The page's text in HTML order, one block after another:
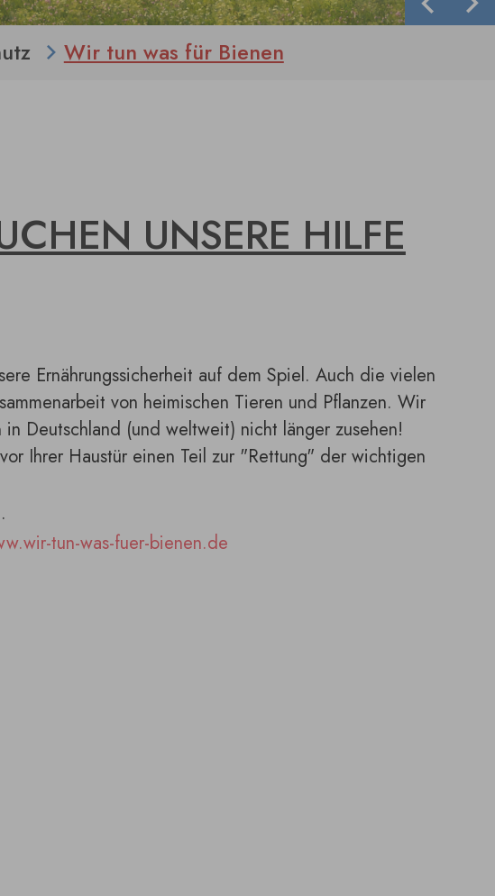
Zurück
Wir tun was für Bienen
UNSERE HILFE
Ernährungssicherheit auf dem Spiel. Auch die vielen
von heimischen Tieren und Pflanzen. Wir
Deutschland (und weltweit) nicht länger zusehen!
Ihrer Haustür einen Teil zur "Rettung" der wichtigen
tun-was-fuer-bienen.de